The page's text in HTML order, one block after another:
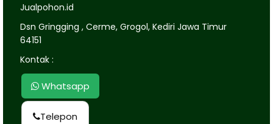
Jualpohon.id
Dsn Gringging , Cerme, Grogol, Kediri Jawa Timur
64151
Kontak :
Whatsapp
Telepon